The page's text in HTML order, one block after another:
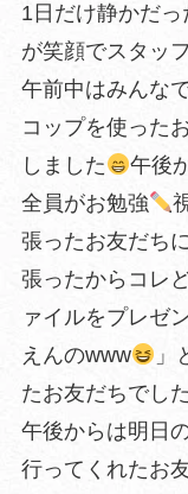
1日だけ静かだ
が笑顔でスタッ
午前中はみんな
コップを使った
しました
午後
全員がお勉強
張ったお友だち
張ったからコレ
ァイルをプレゼ
えんのwww
」
たお友だちでした
午後からは明日
行ってくれたお